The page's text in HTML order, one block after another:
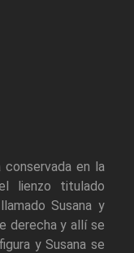
conservada en la
lienzo titulado
Susana y
derecha y allí se
y Susana se